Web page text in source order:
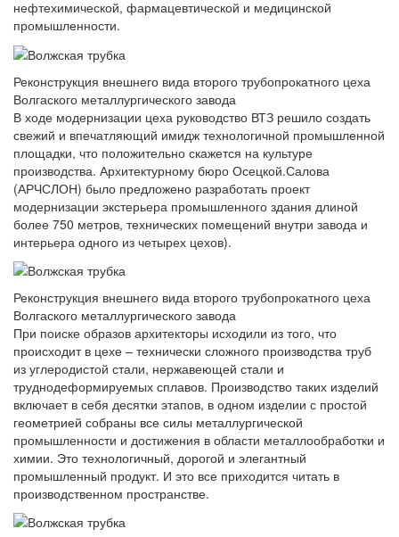
нефтехимической, фармацевтической и медицинской
промышленности.
Реконструкция внешнего вида второго трубопрокатного цеха
Волгаского металлургического завода
В ходе модернизации цеха руководство ВТЗ решило создать
свежий и впечатляющий имидж технологичной промышленной
площадки, что положительно скажется на культуре
производства. Архитектурному бюро Осецкой.Салова
(АРЧСЛОН) было предложено разработать проект
модернизации экстерьера промышленного здания длиной
более 750 метров, технических помещений внутри завода и
интерьера одного из четырех цехов).
Реконструкция внешнего вида второго трубопрокатного цеха
Волгаского металлургического завода
При поиске образов архитекторы исходили из того, что
происходит в цехе – технически сложного производства труб
из углеродистой стали, нержавеющей стали и
труднодеформируемых сплавов. Производство таких изделий
включает в себя десятки этапов, в одном изделии с простой
геометрией собраны все силы металлургической
промышленности и достижения в области металлообработки и
химии. Это технологичный, дорогой и элегантный
промышленный продукт. И это все приходится читать в
производственном пространстве.